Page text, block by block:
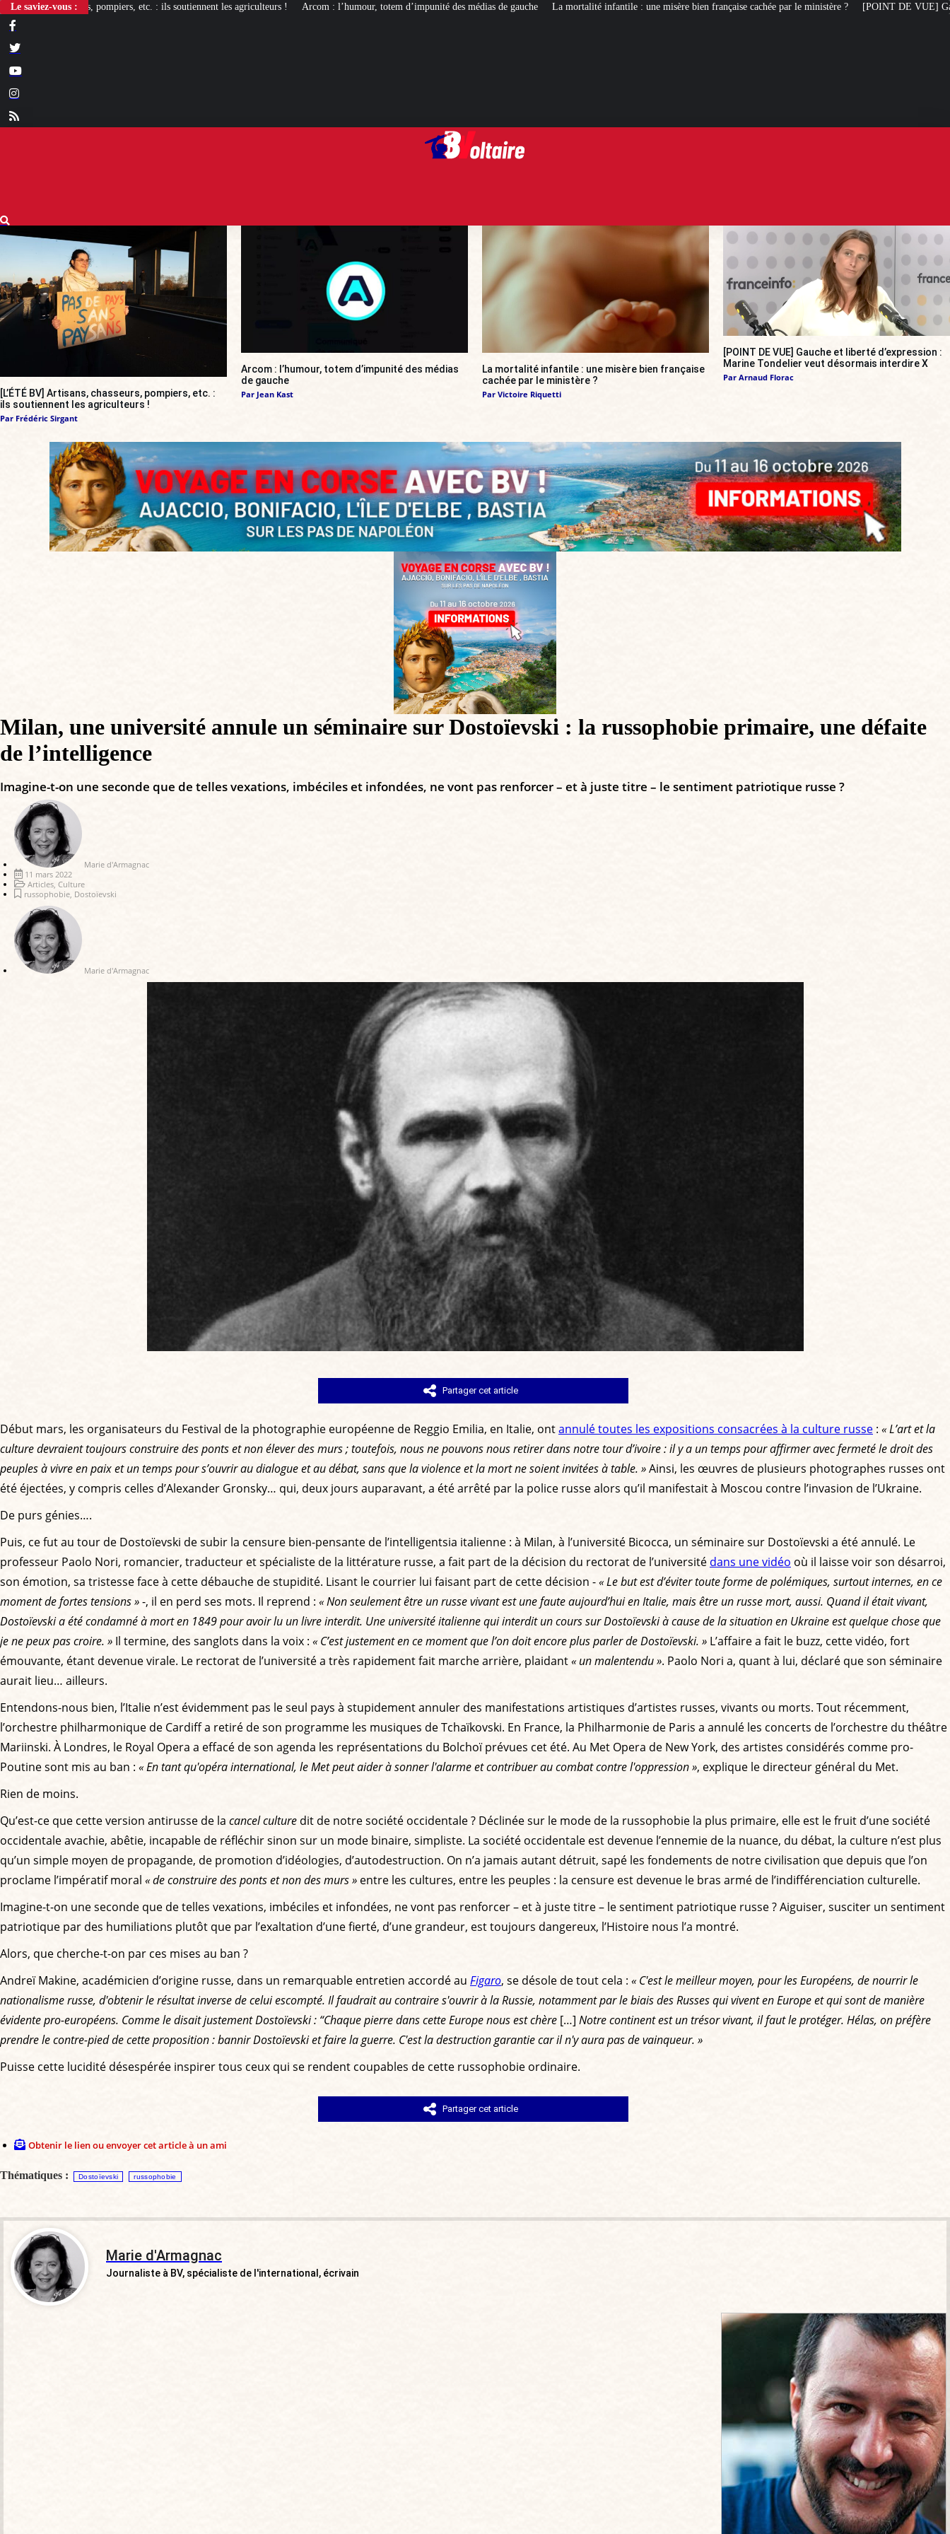
Le saviez-vous :
etc. : ils soutiennent les agriculteurs ! Arcom : l’humour, totem d’impunité des médias de gauche La mortalité infantile : une misère bien française cachée par le ministère ? [POINT DE VUE] Gauche et liberté
[L’ÉTÉ BV] Artisans, chasseurs, pompiers, etc. :
ils soutiennent les agriculteurs !
Par Frédéric Sirgant
Arcom : l’humour, totem d’impunité des médias
de gauche
Par Jean Kast
La mortalité infantile : une misère bien française
cachée par le ministère ?
Par Victoire Riquetti
[POINT DE VUE] Gauche et liberté d’expression :
Marine Tondelier veut désormais interdire X
Par Arnaud Florac
Milan, une université annule un séminaire sur Dostoïevski : la russophobie primaire, une défaite
de l’intelligence
Imagine-t-on une seconde que de telles vexations, imbéciles et infondées, ne vont pas renforcer – et à juste titre – le sentiment patriotique russe ?
Marie d'Armagnac
11 mars 2022
Articles Culture
russophobie Dostoïevski
Marie d'Armagnac
Partager cet article
Début mars, les organisateurs du Festival de la photographie européenne de Reggio Emilia, en Italie, ontannulé toutes les expositions consacrées à la culture russe : « L’art et la
culture devraient toujours construire des ponts et non élever des murs ; toutefois, nous ne pouvons nous retirer dans notre tour d’ivoire : il y a un temps pour affirmer avec fermeté le droit des
peuples à vivre en paix et un temps pour s’ouvrir au dialogue et au débat, sans que la violence et la mort ne soient invitées à table. »Ainsi, les œuvres de plusieurs photographes russes ont
été éjectées, y compris celles d’Alexander Gronsky… qui, deux jours auparavant, a été arrêté par la police russe alors qu’il manifestait à Moscou contre l’invasion de l’Ukraine.
De purs génies….
Puis, ce fut au tour de Dostoïevski de subir la censure bien-pensante de l’intelligentsia italienne : à Milan, à l’université Bicocca, un séminaire sur Dostoïevski a été annulé. Le
professeur Paolo Nori, romancier, traducteur et spécialiste de la littérature russe, a fait part de la décision du rectorat de l’université dans une vidéo où il laisse voir son désarroi,
son émotion, sa tristesse face à cette débauche de stupidité. Lisant le courrier lui faisant part de cette décision -« Le but est d’éviter toute forme de polémiques, surtout internes, en ce
moment de fortes tensions »-, il en perd ses mots. Il reprend : « Non seulement être un russe vivant est une faute aujourd’hui en Italie, mais être un russe mort, aussi. Quand il était vivant,
Dostoïevski a été condamné à mort en 1849 pour avoir lu un livre interdit. Une université italienne qui interdit un cours sur Dostoïevski à cause de la situation en Ukraine est quelque chose que
je ne peux pas croire. » Il termine, des sanglots dans la voix : « C’est justement en ce moment que l’on doit encore plus parler de Dostoïevski. » L’affaire a fait le buzz, cette vidéo, fort
émouvante, étant devenue virale. Le rectorat de l’université a très rapidement fait marche arrière, plaidant« un malentendu ». Paolo Nori a, quant à lui, déclaré que son séminaire
aurait lieu… ailleurs.
Entendons-nous bien, l’Italie n’est évidemment pas le seul pays à stupidement annuler des manifestations artistiques d’artistes russes, vivants ou morts. Tout récemment,
l’orchestre philharmonique de Cardiff a retiré de son programme les musiques de Tchaïkovski. En France, la Philharmonie de Paris a annulé les concerts de l’orchestre du théâtre
Mariinski. À Londres, le Royal Opera a effacé de son agenda les représentations du Bolchoï prévues cet été. Au Met Opera de New York, des artistes considérés comme pro-
Poutine sont mis au ban : « En tant qu'opéra international, le Met peut aider à sonner l'alarme et contribuer au combat contre l'oppression », explique le directeur général du Met.
Rien de moins.
Qu’est-ce que cette version antirusse de la cancel culture dit de notre société occidentale ? Déclinée sur le mode de la russophobie la plus primaire, elle est le fruit d’une société
occidentale avachie, abêtie, incapable de réfléchir sinon sur un mode binaire, simpliste. La société occidentale est devenue l’ennemie de la nuance, du débat, la culture n’est plus
qu’un simple moyen de propagande, de promotion d’idéologies, d’autodestruction. On n’a jamais autant détruit, sapé les fondements de notre civilisation que depuis que l’on
proclame l’impératif moral « de construire des ponts et non des murs » entre les cultures, entre les peuples : la censure est devenue le bras armé de l’indifférenciation culturelle.
Imagine-t-on une seconde que de telles vexations, imbéciles et infondées, ne vont pas renforcer – et à juste titre – le sentiment patriotique russe ? Aiguiser, susciter un sentiment
patriotique par des humiliations plutôt que par l’exaltation d’une fierté, d’une grandeur, est toujours dangereux, l’Histoire nous l’a montré.
Alors, que cherche-t-on par ces mises au ban ?
Andreï Makine, académicien d’origine russe, dans un remarquable entretien accordé au Figaro, se désole de tout cela : « C'est le meilleur moyen, pour les Européens, de nourrir le
nationalisme russe, d'obtenir le résultat inverse de celui escompté. Il faudrait au contraire s'ouvrir à la Russie, notamment par le biais des Russes qui vivent en Europe et qui sont de manière
évidente pro-européens. Comme le disait justement Dostoïevski : “Chaque pierre dans cette Europe nous est chère […] Notre continent est un trésor vivant, il faut le protéger. Hélas, on préfère
prendre le contre-pied de cette proposition : bannir Dostoïevski et faire la guerre. C'est la destruction garantie car il n'y aura pas de vainqueur. »
Puisse cette lucidité désespérée inspirer tous ceux qui se rendent coupables de cette russophobie ordinaire.
Partager cet article
Obtenir le lien ou envoyer cet article à un ami
Thématiques : Dostoïevski russophobie
Marie d'Armagnac
Journaliste à BV, spécialiste de l'international, écrivain